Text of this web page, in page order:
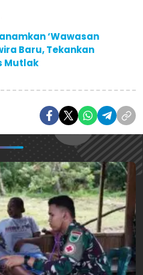
‘Wawasan
Baru, Tekankan
Mutlak